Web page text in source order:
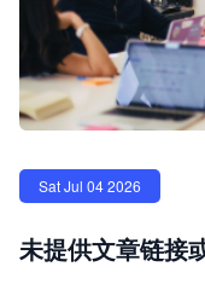
Sat Jul 04 2026
未提供文章链接